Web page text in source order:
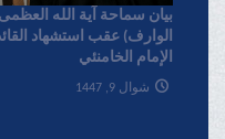
بیان سماحة آیة الله
الوارف) عقب استشهاد
الإمام الخامنئي
شوال 9, 1447